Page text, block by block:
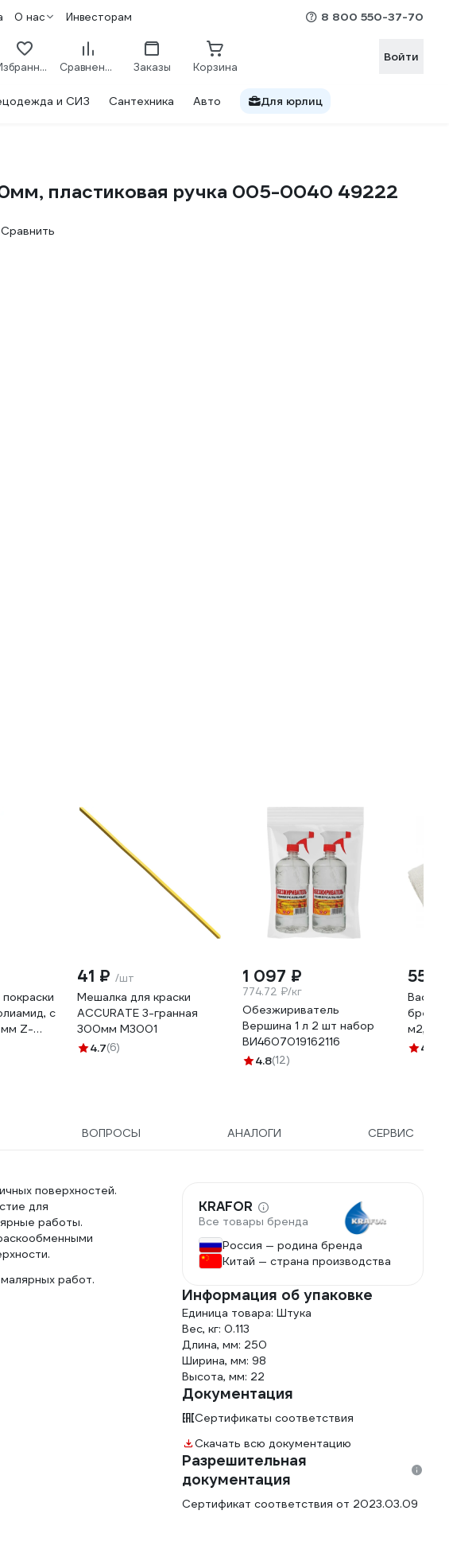
О нас Инвесторам 8 800 550-37-70
Избранное Сравнение Заказы Корзина
Войти
и СИЗ Сантехника Авто Для юрлиц
пластиковая ручка 005-0040 49222
Сравнить
с
мм Z-
41 ₽ /шт
Мешалка для краски
ACCURATE 3-гранная
300мм М3001
4.7(6)
1 097 ₽
774.72 ₽/кг
Обезжириватель
Вершина 1 л 2 шт набор
ВИ4607019162116
4.8(12)
555
м2,
4.3
ВОПРОСЫ АНАЛОГИ СЕРВИС
поверхностей.
для
работы.
работ.
KRAFOR
Все товары бренда
Россия — родина бренда
Китай — страна производства
Информация об упаковке
Единица товара: Штука
Вес, кг: 0.113
Длина, мм: 250
Ширина, мм: 98
Высота, мм: 22
Документация
Сертификаты соответствия
Скачать всю документацию
Разрешительная
документация
Сертификат соответствия от 2023.03.09